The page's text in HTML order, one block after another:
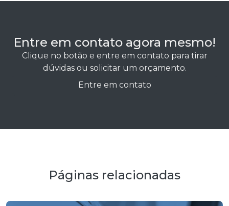
Entre em contato agora mesmo!
Clique no botão e entre em contato para tirar
dúvidas ou solicitar um orçamento.
Entre em contato
Páginas relacionadas